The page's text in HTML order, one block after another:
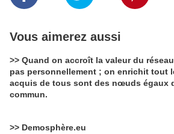
Vous aimerez aussi
>> Quand on accroît la valeur du
pas personnellement ; on enrichit tout
acquis de tous sont des nœuds égaux
commun.
>> Demosphère.eu